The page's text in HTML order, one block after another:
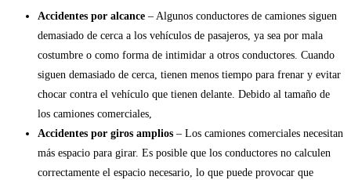
Accidentes por alcance – Algunos conductores de camiones siguen
demasiado de cerca a los vehículos de pasajeros, ya sea por mala
costumbre o como forma de intimidar a otros conductores. Cuando
siguen demasiado de cerca, tienen menos tiempo para frenar y evitar
chocar contra el vehículo que tienen delante. Debido al tamaño de
los camiones comerciales,
Accidentes por giros amplios – Los camiones comerciales necesitan
más espacio para girar. Es posible que los conductores no calculen
correctamente el espacio necesario, lo que puede provocar que